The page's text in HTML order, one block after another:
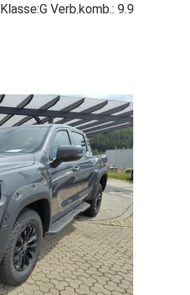
Klasse:G Verb.komb.: 9.9